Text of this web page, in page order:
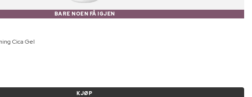
BARE NOEN FÅ IGJEN
Cica Gel
KJØP